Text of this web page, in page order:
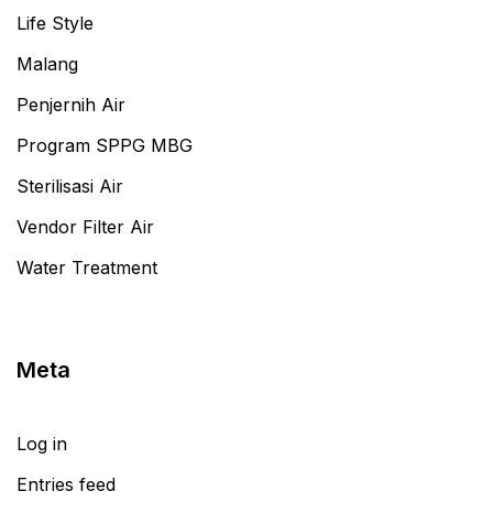
Life Style
Malang
Penjernih Air
Program SPPG MBG
Sterilisasi Air
Vendor Filter Air
Water Treatment
Meta
Log in
Entries feed